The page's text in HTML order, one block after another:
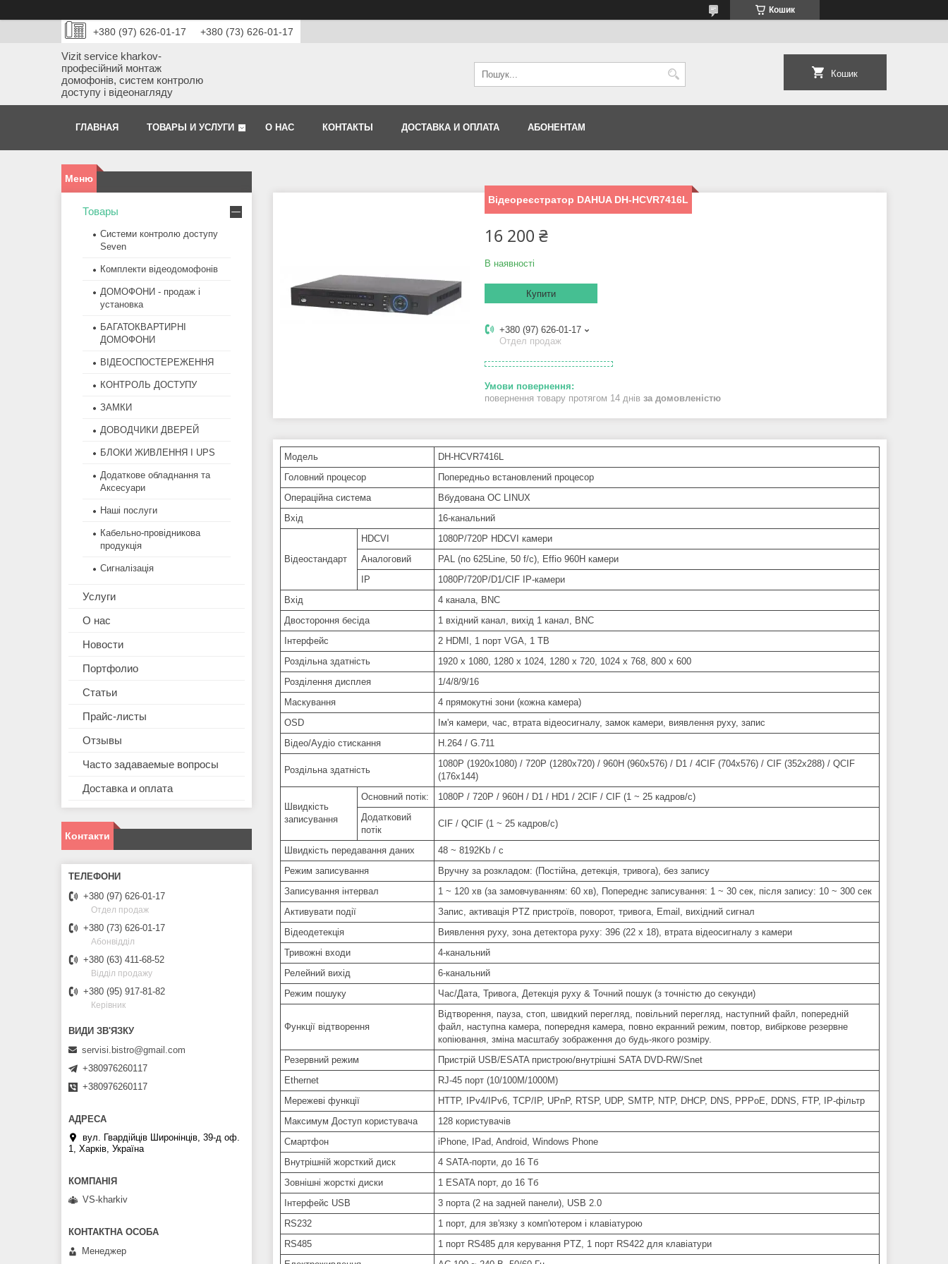
Кошик
+380 (97) 626-01-17 +380 (73) 626-01-17
Vizit service kharkov-
професійний монтаж
домофонів, систем контролю
доступу і відеонагляду
Кошик
ГЛАВНАЯ ТОВАРЫ И УСЛУГИ О НАС КОНТАКТЫ ДОСТАВКА И ОПЛАТА АБОНЕНТАМ
Відеореєстратор DAHUA DH-HCVR7416L
16 200 ₴
В наявності
Купити
+380 (97) 626-01-17
Отдел продаж
повернення товару протягом 14 днів за домовленістю
Модель
DH-HCVR7416L
Головний процесор
Попередньо встановлений процесор
Операційна система
Вбудована ОС LINUX
Вхід
16-канальний
Відеостандарт
HDCVI
1080P/720P HDCVI камери
Аналоговий
PAL (по 625Line, 50 f/с), Effio 960H камери
IP
1080P/720P/D1/CIF IP-камери
Вхід
4 канала, BNC
Двостороння бесіда
1 вхідний канал, вихід 1 канал, BNC
Інтерфейс
2 HDMI, 1 порт VGA, 1 ТВ
Роздільна здатність
1920 х 1080, 1280 х 1024, 1280 х 720, 1024 х 768, 800 х 600
Розділення дисплея
1/4/8/9/16
Маскування
4 прямокутні зони (кожна камера)
OSD
Ім'я камери, час, втрата відеосигналу, замок камери, виявлення руху, запис
Відео/Аудіо стискання
H.264 / G.711
Роздільна здатність
1080P (1920х1080) / 720P (1280х720) / 960H (960х576) / D1 / 4CIF (704х576) / CIF (352х288) / QCIF
(176х144)
Швидкість
записування
Основний потік:
1080P / 720P / 960H / D1 / HD1 / 2CIF / CIF (1 ~ 25 кадров/с)
Додатковий
потік
CIF / QCIF (1 ~ 25 кадров/с)
Швидкість передавання даних
48 ~ 8192Kb / с
Режим записування
Вручну за розкладом: (Постійна, детекція, тривога), без запису
Записування інтервал
1 ~ 120 хв (за замовчуванням: 60 хв), Попереднє записування: 1 ~ 30 сек, після запису: 10 ~ 300 сек
Активувати події
Запис, активація PTZ пристроїв, поворот, тривога, Email, вихідний сигнал
Відеодетекція
Виявлення руху, зона детектора руху: 396 (22 х 18), втрата відеосигналу з камери
Тривожні входи
4-канальний
Релейний вихід
6-канальний
Режим пошуку
Час/Дата, Тривога, Детекція руху & Точний пошук (з точністю до секунди)
Функції відтворення
Відтворення, пауза, стоп, швидкий перегляд, повільний перегляд, наступний файл, попередній
файл, наступна камера, попередня камера, повно екранний режим, повтор, вибіркове резервне
копіювання, зміна масштабу зображення до будь-якого розміру.
Резервний режим
Пристрій USB/ESATA пристрою/внутрішні SATA DVD-RW/Snet
Ethernet
RJ-45 порт (10/100M/1000M)
Мережеві функції
HTTP, IPv4/IPv6, TCP/IP, UPnP, RTSP, UDP, SMTP, NTP, DHCP, DNS, PPPoE, DDNS, FTP, IP-фільтр
Максимум Доступ користувача
128 користувачів
Смартфон
iPhone, IPad, Android, Windows Phone
Внутрішній жорсткий диск
4 SATA-порти, до 16 Тб
Зовнішні жорсткі диски
1 ESATA порт, до 16 Тб
Інтерфейс USB
3 порта (2 на задней панели), USB 2.0
RS232
1 порт, для зв'язку з комп'ютером і клавіатурою
RS485
1 порт RS485 для керування PTZ, 1 порт RS422 для клавіатури
Товары
Системи контролю доступу
Seven
Комплекти відеодомофонів
ДОМОФОНИ - продаж і
установка
БАГАТОКВАРТИРНІ
ДОМОФОНИ
ВІДЕОСПОСТЕРЕЖЕННЯ
КОНТРОЛЬ ДОСТУПУ
ЗАМКИ
ДОВОДЧИКИ ДВЕРЕЙ
БЛОКИ ЖИВЛЕННЯ І UPS
Додаткове обладнання та
Аксесуари
Наші послуги
Кабельно-провідникова
продукція
Сигналізація
Услуги
О нас
Новости
Портфолио
Статьи
Прайс-листы
Отзывы
Часто задаваемые вопросы
Доставка и оплата
Контакти
+380 (97) 626-01-17
Отдел продаж
+380 (73) 626-01-17
Абонвідділ
+380 (63) 411-68-52
Відділ продажу
+380 (95) 917-81-82
Керівник
servisi.bistro@gmail.com
+380976260117
+380976260117
вул. Гвардійців Широнінців, 39-д оф.
1, Харків, Україна
VS-kharkiv
Менеджер